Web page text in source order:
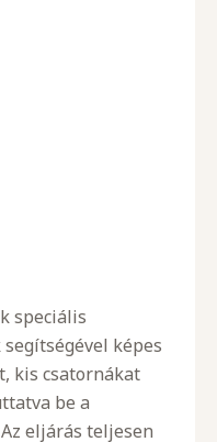
speciális
képes
kis csatornákat
be a
eljárás teljesen